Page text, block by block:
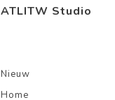
ATLITW Studio
Nieuw
Home